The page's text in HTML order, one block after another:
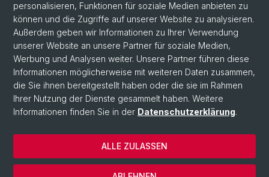
Facebook
Bluesky
Blog
© Universität Basel
personalisieren, Funktionen für soziale Medien anbieten zu
können und die Zugriffe auf unserer Website zu analysieren.
Außerdem geben wir Informationen zu Ihrer Verwendung
unserer Website an unsere Partner für soziale Medien,
Werbung und Analysen weiter. Unsere Partner führen diese
Informationen möglicherweise mit weiteren Daten zusammen,
die Sie ihnen bereitgestellt haben oder die sie im Rahmen
Ihrer Nutzung der Dienste gesammelt haben. Weitere
Informationen finden Sie in der Datenschutzerklärung.
ALLE ZULASSEN